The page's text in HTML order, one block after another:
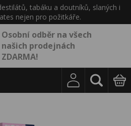
tabáku a doutníků, slaných i
nejen pro požitkáře.
Osobní odběr na všech
našich prodejnách
ZDARMA!